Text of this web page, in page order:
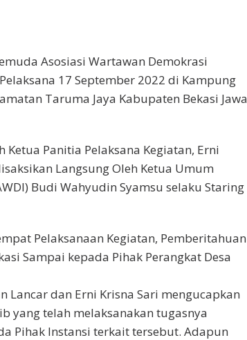
Asosiasi Wartawan Demokrasi
17 September 2022 di Kampung
Taruma Jaya Kabupaten Bekasi Jawa
Panitia Pelaksana Kegiatan, Erni
Langsung Oleh Ketua Umum
Budi Wahyudin Syamsu selaku Staring
Pelaksanaan Kegiatan, Pemberitahuan
Sampai kepada Pihak Perangkat Desa
dan Erni Krisna Sari mengucapkan
yang telah melaksanakan tugasnya
Pihak Instansi terkait tersebut. Adapun